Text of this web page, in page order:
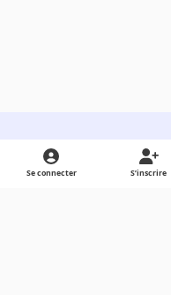
Light ModeDark ModeSystem Preference
Se connecter S’inscrire